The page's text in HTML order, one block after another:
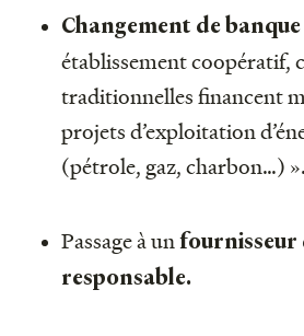
Changement de banque
établissement coopératif,
traditionnelles financent
projets d’exploitation
(pétrole, gaz, charbon…) ».
Passage à unfournisseur
responsable.